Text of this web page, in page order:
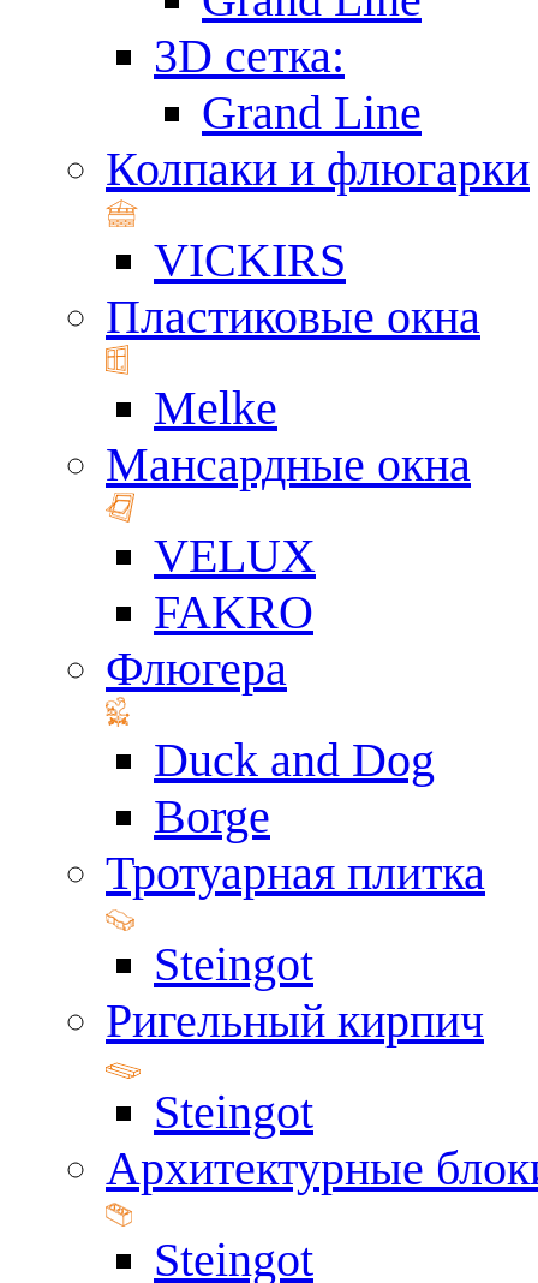
3D сетка:
Grand Line
Колпаки и флюгарки
VICKIRS
Пластиковые окна
Melke
Мансардные окна
VELUX
FAKRO
Флюгера
Duck and Dog
Borge
Тротуарная плитка
Steingot
Ригельный кирпич
Steingot
Архитектурные
Steingot